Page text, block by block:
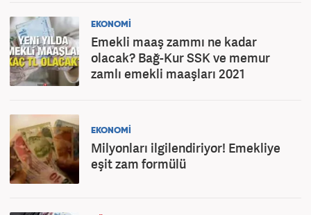
EKONOMİ
Emekli maaş zammı ne kadar
olacak? Bağ-Kur SSK ve memur
zamlı emekli maaşları 2021
EKONOMİ
Milyonları ilgilendiriyor! Emekliye
eşit zam formülü